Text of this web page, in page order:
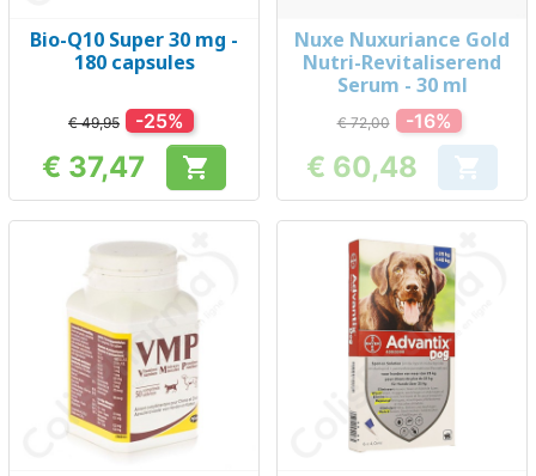
Bio-Q10 Super 30 mg -
180 capsules
€ 49,95 -25%
Prijs
€ 37,47 
Nuxe Nuxuriance Gold
Nutri-Revitaliserend
Serum - 30 ml
€ 72,00 -16%
Prijs
€ 60,48 